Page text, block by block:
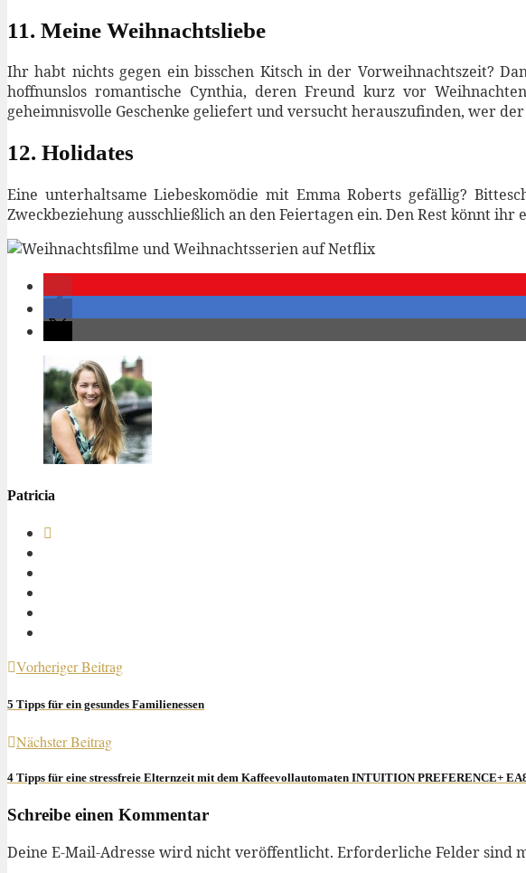
11. Meine Weihnachtsliebe
Ihr habt nichts gegen ein bisschen Kitsch in der Vorweihnachtszeit?
hoffnunslos romantische Cynthia, deren Freund kurz vor
geheimnisvolle Geschenke geliefert und versucht herauszufinden, wer
12. Holidates
Eine unterhaltsame Liebeskomödie mit Emma Roberts gefällig?
Zweckbeziehung ausschließlich an den Feiertagen ein. Den Rest könnt
Patricia
Vorheriger Beitrag
5 Tipps für ein gesundes Familienessen
Nächster Beitrag
4 Tipps für eine stressfreie Elternzeit mit dem Kaffeevollautomaten INTUITION PREFERENCE+
Schreibe einen Kommentar
Deine E-Mail-Adresse wird nicht veröffentlicht. Erforderliche Felder sind